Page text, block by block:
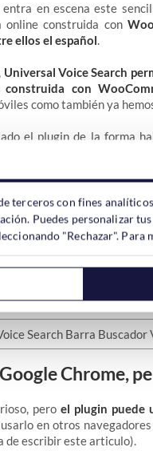
entra en escena este
online construida con
ellos el español.
Universal Voice Search
con
como también ya
el plugin de la forma
Nuevo -> Palabra Clave:
unsímbolo de micrófono a
de búsqueda ubicada
en esta captura de
Chrome,
pero el plugin puede
en otros
de escribir este articulo).
terceros con fines
Puedes personalizar
"Rechazar".